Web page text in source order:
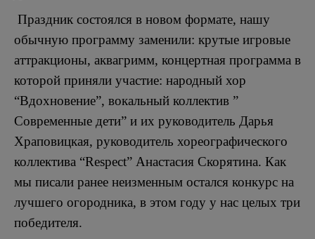
Праздник состоялся в новом формате, нашу
обычную программу заменили: крутые игровые
аттракционы, аквагримм, концертная программа в
которой приняли участие: народный хор
“Вдохновение”, вокальный коллектив ”
Современные дети” и их руководитель Дарья
Храповицкая, руководитель хореографического
коллектива “Respect” Анастасия Скорятина. Как
мы писали ранее неизменным остался конкурс на
лучшего огородника, в этом году у нас целых три
победителя.